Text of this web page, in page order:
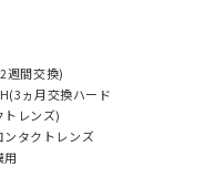
週間交換)
ヵ月交換ハード
トレンズ)
ンタクトレンズ
用